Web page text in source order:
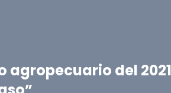
agropecuario del 2021